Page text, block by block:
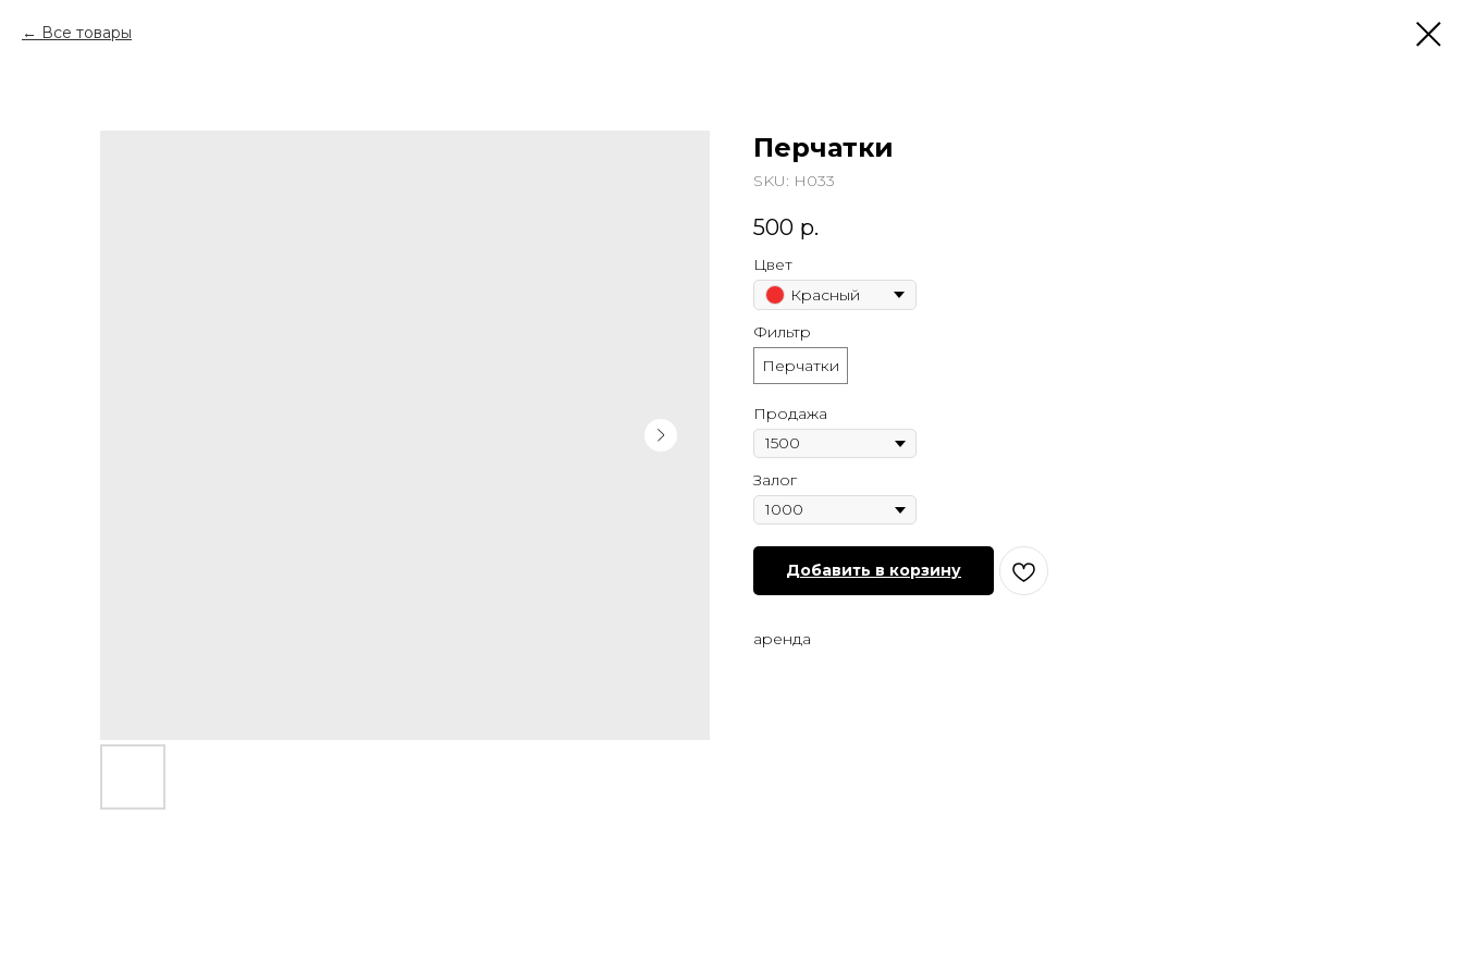
Все товары
Перчатки
SKU: Н033
500 р.
Цвет
Красный
Фильтр
Перчатки
Продажа
Залог
Добавить в корзину
аренда